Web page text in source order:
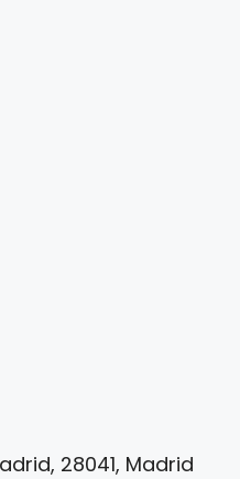
28041, Madrid